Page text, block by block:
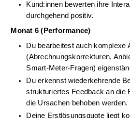
Kund:innen bewerten ihre
durchgehend positiv.
Monat 6 (Performance)
Du bearbeitest auch komplexe
(Abrechnungskorrekturen,
Smart-Meter-Fragen)
Du erkennst wiederkehrende
strukturiertes Feedback an die
die Ursachen behoben werden.
Deine Erstlösungsquote liegt